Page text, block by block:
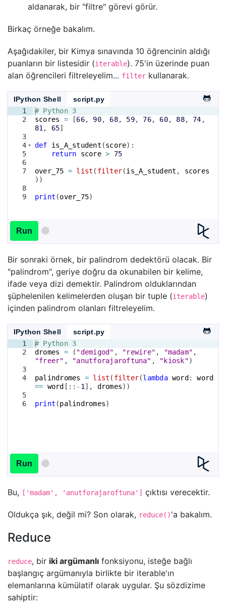
aldanarak, bir "filtre" görevi görür.
Birkaç örneğe bakalım.
Aşağıdakiler, bir Kimya sınavında 10 öğrencinin aldığı
puanların bir listesidir (iterable). 75'in üzerinde puan
alan öğrencileri filtreleyelim... filter kullanarak.
IPython Shell
script.py
1
2
3
4
5
6
7
8
9
# Python 3
scores
= [66, 90, 68, 59, 76, 60, 88, 74 ,
81 , 65]
def is_A_student (score) :
return
score > 75
over_75 = list ( filter(is_A_student , scores
))
print (over_75)
Run
Bir sonraki örnek, bir palindrom dedektörü olacak. Bir
"palindrom", geriye doğru da okunabilen bir kelime,
ifade veya dizi demektir. Palindrom olduklarından
şüphelenilen kelimelerden oluşan bir tuple (iterable)
içinden palindrom olanları filtreleyelim.
IPython Shell
script.py
1
2
3
4
5
6
# Python 3
dromes
= ( "demigod" , "rewire" , "madam" ,
"freer" , "anutforajaroftuna" , "kiosk")
palindromes = list ( filter(lambda word : word
== word [ :: - 1 ] , dromes))
print (palindromes)
Run
Bu, ['madam', 'anutforajaroftuna'] çıktısı verecektir.
Oldukça şık, değil mi? Son olarak, reduce()'a bakalım.
Reduce
reduce, bir iki argümanlı fonksiyonu, isteğe bağlı
başlangıç argümanıyla birlikte bir iterable'ın
elemanlarına kümülatif olarak uygular. Şu sözdizime
sahiptir: